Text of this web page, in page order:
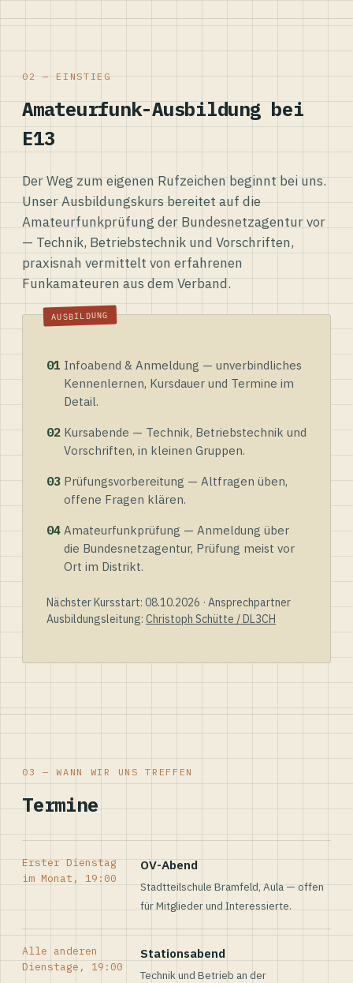
02 — EINSTIEG
Amateurfunk-Ausbildung bei
E13
Der Weg zum eigenen Rufzeichen beginnt bei uns.
Unser Ausbildungskurs bereitet auf die
Amateurfunkprüfung der Bundesnetzagentur vor
— Technik, Betriebstechnik und Vorschriften,
praxisnah vermittelt von erfahrenen
Funkamateuren aus dem Verband.
01 Infoabend & Anmeldung — unverbindliches
Kennenlernen, Kursdauer und Termine im
Detail.
02 Kursabende — Technik, Betriebstechnik und
Vorschriften, in kleinen Gruppen.
03 Prüfungsvorbereitung — Altfragen üben,
offene Fragen klären.
04 Amateurfunkprüfung — Anmeldung über
die Bundesnetzagentur, Prüfung meist vor
Ort im Distrikt.
Nächster Kursstart: 08.10.2026 · Ansprechpartner
Ausbildungsleitung: Christoph Schütte / DL3CH
03 — WANN WIR UNS TREFFEN
Termine
Erster Dienstag
im Monat, 19:00
OV-Abend
Stadtteilschule Bramfeld, Aula — offen
für Mitglieder und Interessierte.
Alle anderen
Dienstage, 19:00
Stationsabend
Technik und Betrieb an der